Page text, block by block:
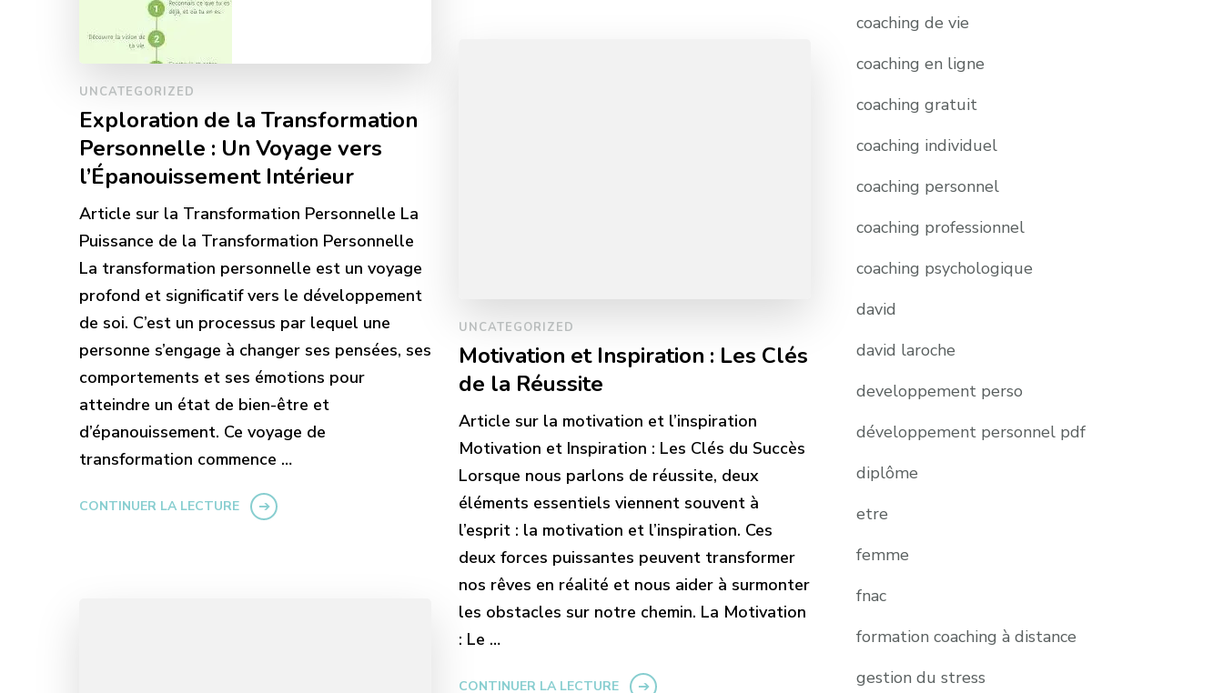
UNCATEGORIZED
Exploration de la Transformation
Personnelle : Un Voyage vers
l’Épanouissement Intérieur
Article sur la Transformation Personnelle La
Puissance de la Transformation Personnelle
La transformation personnelle est un voyage
profond et significatif vers le développement
de soi. C’est un processus par lequel une
personne s’engage à changer ses pensées, ses
comportements et ses émotions pour
atteindre un état de bien-être et
d’épanouissement. Ce voyage de
transformation commence …
CONTINUER LA LECTURE
UNCATEGORIZED
Motivation et Inspiration : Les Clés
de la Réussite
Article sur la motivation et l’inspiration
Motivation et Inspiration : Les Clés du Succès
Lorsque nous parlons de réussite, deux
éléments essentiels viennent souvent à
l’esprit : la motivation et l’inspiration. Ces
deux forces puissantes peuvent transformer
nos rêves en réalité et nous aider à surmonter
les obstacles sur notre chemin. La Motivation
: Le …
CONTINUER LA LECTURE
coaching de vie
coaching en ligne
coaching gratuit
coaching individuel
coaching personnel
coaching professionnel
coaching psychologique
david
david laroche
developpement perso
développement personnel pdf
diplôme
etre
femme
fnac
formation coaching à distance
gestion du stress